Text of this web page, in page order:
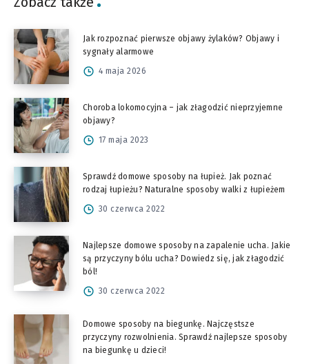
Jak rozpoznać pierwsze objawy żylaków? Objawy i
sygnały alarmowe
4 maja 2026
Choroba lokomocyjna – jak złagodzić nieprzyjemne
objawy?
17 maja 2023
Sprawdź domowe sposoby na łupież. Jak poznać
rodzaj łupieżu? Naturalne sposoby walki z łupieżem
30 czerwca 2022
Najlepsze domowe sposoby na zapalenie ucha. Jakie
są przyczyny bólu ucha? Dowiedz się, jak złagodzić
ból!
30 czerwca 2022
Domowe sposoby na biegunkę. Najczęstsze
przyczyny rozwolnienia. Sprawdź najlepsze sposoby
na biegunkę u dzieci!